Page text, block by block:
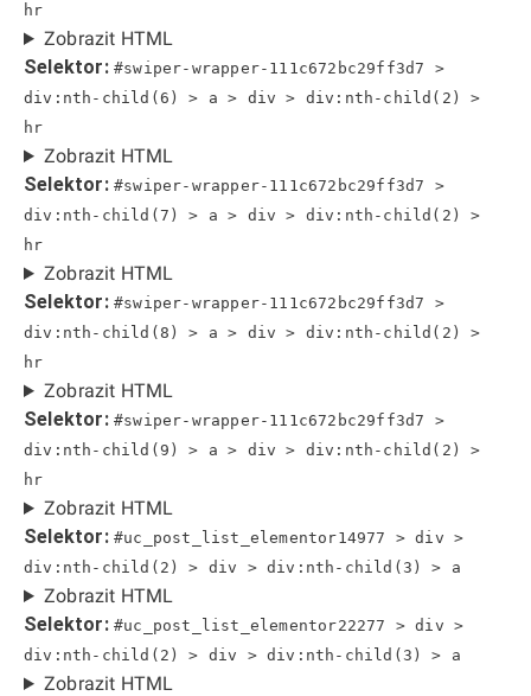
hr
Zobrazit HTML
Selektor: #swiper-wrapper-111c672bc29ff3d7 >
div:nth-child(6) > a > div > div:nth-child(2) >
hr
Zobrazit HTML
Selektor: #swiper-wrapper-111c672bc29ff3d7 >
div:nth-child(7) > a > div > div:nth-child(2) >
hr
Zobrazit HTML
Selektor: #swiper-wrapper-111c672bc29ff3d7 >
div:nth-child(8) > a > div > div:nth-child(2) >
hr
Zobrazit HTML
Selektor: #swiper-wrapper-111c672bc29ff3d7 >
div:nth-child(9) > a > div > div:nth-child(2) >
hr
Zobrazit HTML
Selektor: #uc_post_list_elementor14977 > div >
div:nth-child(2) > div > div:nth-child(3) > a
Zobrazit HTML
Selektor: #uc_post_list_elementor22277 > div >
div:nth-child(2) > div > div:nth-child(3) > a
Zobrazit HTML